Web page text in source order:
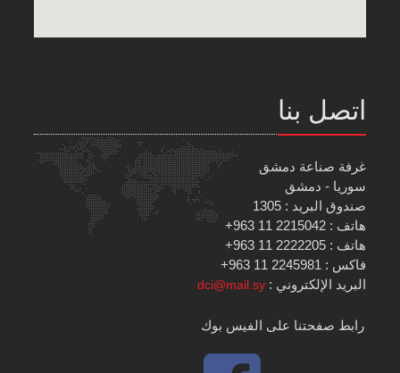
اتصل بنا
غرفة صناعة دمشق
سوريا - دمشق
صندوق البريد : 1305
هاتف : 2215042 11 963+
هاتف : 2222205 11 963+
فاكس : 2245981 11 963+
البريد الإلكتروني :dci@mail.sy
رابط صفحتنا على الفيس بوك